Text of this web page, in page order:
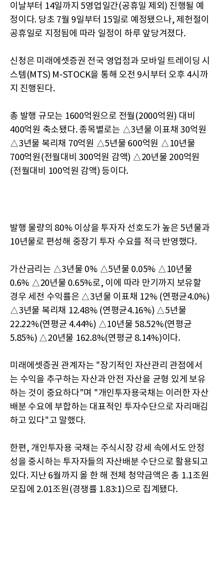
이날부터 14일까지 5영업일간(공휴일 제외) 진행될 예
정이다. 당초 7월 9일부터 15일로 예정됐으나, 제헌절이
공휴일로 지정됨에 따라 일정이 하루 앞당겨졌다.
신청은 미래에셋증권 전국 영업점과 모바일 트레이딩 시
스템(MTS) M-STOCK을 통해 오전 9시부터 오후 4시까
지 진행된다.
총 발행 규모는 1600억원으로 전월(2000억원) 대비
400억원 축소됐다. 종목별로는 △3년물 이표채 30억원
△3년물 복리채 70억원 △5년물 600억원 △10년물
700억원(전월대비 300억원 감액) △20년물 200억원
(전월대비 100억원 감액) 등이다.
발행 물량의 80% 이상을 투자자 선호도가 높은 5년물과
10년물로 편성해 중장기 투자 수요를 적극 반영했다.
가산금리는 △3년물 0% △5년물 0.05% △10년물
0.6% △20년물 0.65%로, 이에 따라 만기까지 보유할
경우 세전 수익률은 △3년물 이표채 12% (연평균4.0%)
△3년물 복리채 12.48% (연평균4.16%) △5년물
22.22%(연평균 4.44%) △10년물 58.52%(연평균
5.85%) △20년물 162.8%(연평균 8.14%)이다.
미래에셋증권 관계자는 "장기적인 자산관리 관점에서
는 수익을 추구하는 자산과 안전 자산을 균형 있게 보유
하는 것이 중요하다"며 "개인투자용국채는 이러한 자산
배분 수요에 부합하는 대표적인 투자수단으로 자리매김
하고 있다"고 말했다.
한편, 개인투자용 국채는 주식시장 강세 속에서도 안정
성을 중시하는 투자자들의 자산배분 수단으로 활용되고
있다. 지난 6월까지 올 한 해 전체 청약금액은 총 1.1조원
모집에 2.01조원(경쟁률 1.83:1)으로 집계됐다.